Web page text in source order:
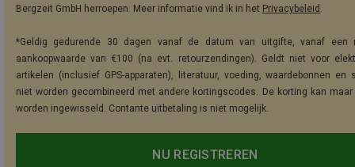
Bergzeit GmbH herroepen. Meer informatie vind ik in het Privacybeleid .
*Geldig gedurende 30 dagen vanaf de datum van uitgifte, vanaf een
aankoopwaarde van €100 (na evt. retourzendingen). Geldt niet voor
artikelen (inclusief GPS-apparaten), literatuur, voeding, waardebonnen en
niet worden gecombineerd met andere kortingscodes. De korting kan maar
worden ingewisseld. Contante uitbetaling is niet mogelijk.
NU REGISTREREN